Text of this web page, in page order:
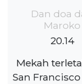
Dan doa
Maroko
20.14
Mekah
San